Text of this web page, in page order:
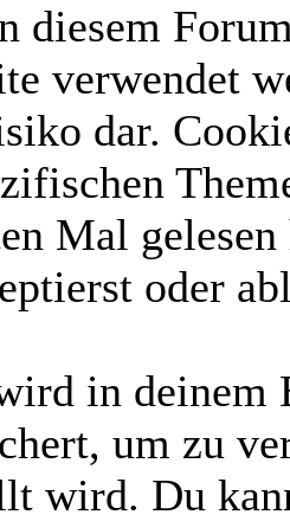
diesem
verwendet
dar.
Mal
oder
in deinem
um zu
wird. Du